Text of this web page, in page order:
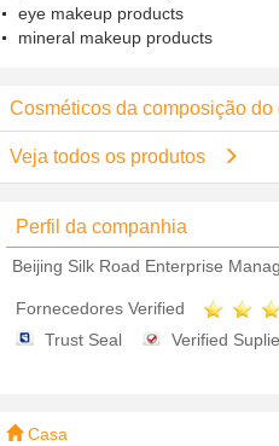
eye makeup products
mineral makeup products
Cosméticos da composição do
Veja todos os produtos
Perfil da companhia
Beijing Silk Road Enterprise
Fornecedores Verified
Trust Seal
Verified
Casa